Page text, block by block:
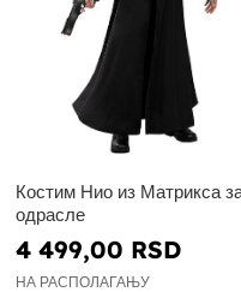
Костим Нио из Матрикса
одрасле
4 499,00 RSD
НА РАСПОЛАГАЊУ